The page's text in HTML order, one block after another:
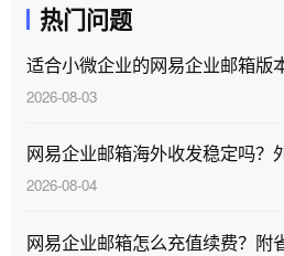
热门问题
2026-08-03
2026-08-04
网易企业邮箱怎么充值续费？附